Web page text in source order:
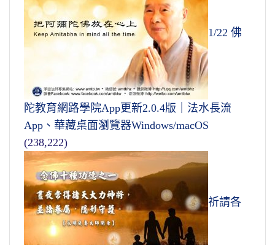
1/22 佛
陀教育網路學院App更新2.0.4版｜法水長流
App、華藏桌面瀏覽器Windows/macOS
(238,222)
祈請各